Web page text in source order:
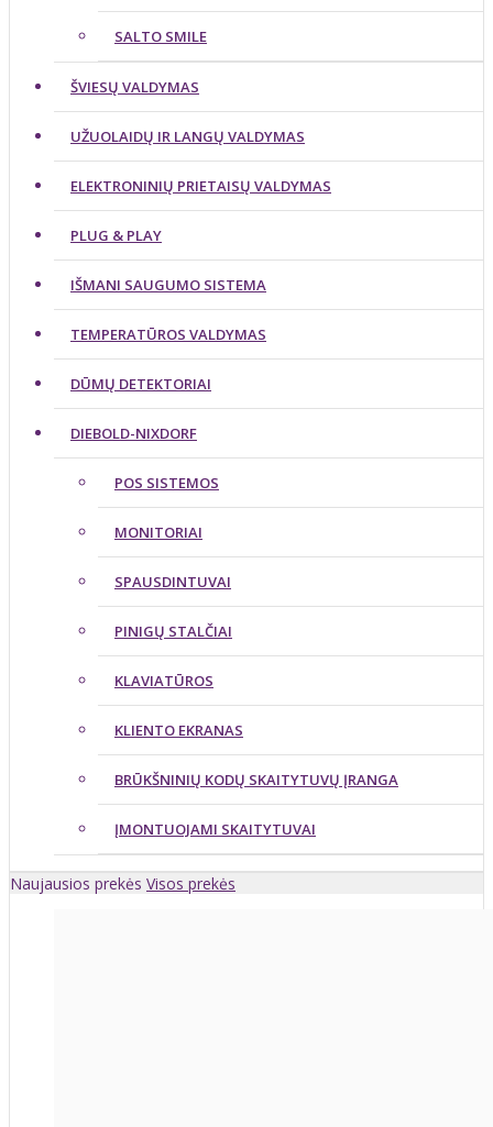
SALTO SMILE
ŠVIESŲ VALDYMAS
UŽUOLAIDŲ IR LANGŲ VALDYMAS
ELEKTRONINIŲ PRIETAISŲ VALDYMAS
PLUG & PLAY
IŠMANI SAUGUMO SISTEMA
TEMPERATŪROS VALDYMAS
DŪMŲ DETEKTORIAI
DIEBOLD-NIXDORF
POS SISTEMOS
MONITORIAI
SPAUSDINTUVAI
PINIGŲ STALČIAI
KLAVIATŪROS
KLIENTO EKRANAS
BRŪKŠNINIŲ KODŲ SKAITYTUVŲ ĮRANGA
ĮMONTUOJAMI SKAITYTUVAI
Naujausios prekės Visos prekės